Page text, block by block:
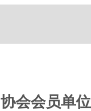
协会会员单位